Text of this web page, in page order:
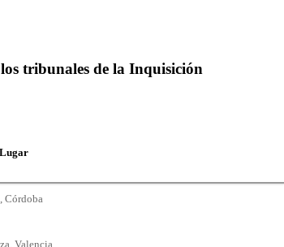
tribunales de la Inquisición
Lugar
Córdoba
Valencia